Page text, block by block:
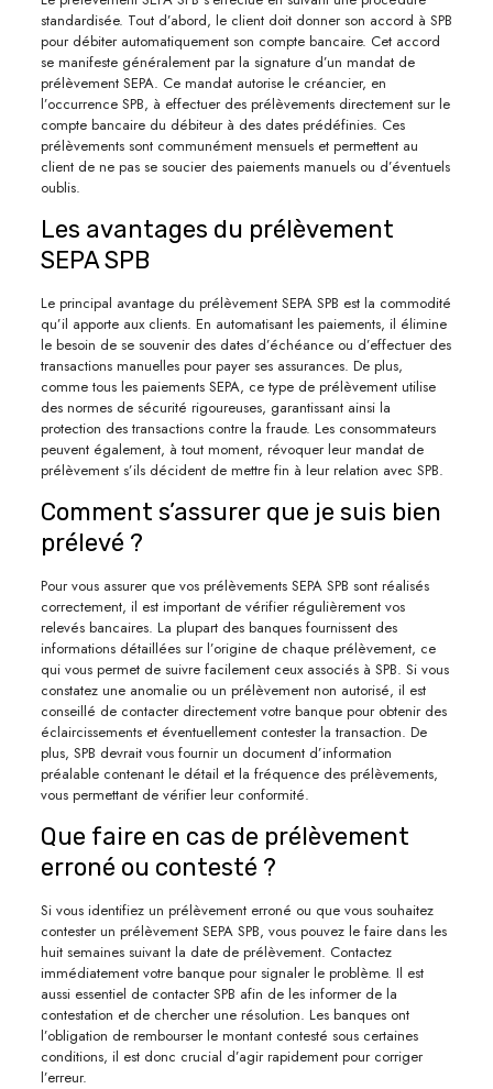
standardisée. Tout d’abord, le client doit donner son accord à SPB
pour débiter automatiquement son compte bancaire. Cet accord
se manifeste généralement par la signature d’un mandat de
prélèvement SEPA. Ce mandat autorise le créancier, en
l’occurrence SPB, à effectuer des prélèvements directement sur le
compte bancaire du débiteur à des dates prédéfinies. Ces
prélèvements sont communément mensuels et permettent au
client de ne pas se soucier des paiements manuels ou d’éventuels
oublis.
Les avantages du prélèvement
SEPA SPB
Le principal avantage du prélèvement SEPA SPB est la commodité
qu’il apporte aux clients. En automatisant les paiements, il élimine
le besoin de se souvenir des dates d’échéance ou d’effectuer des
transactions manuelles pour payer ses assurances. De plus,
comme tous les paiements SEPA, ce type de prélèvement utilise
des normes de sécurité rigoureuses, garantissant ainsi la
protection des transactions contre la fraude. Les consommateurs
peuvent également, à tout moment, révoquer leur mandat de
prélèvement s’ils décident de mettre fin à leur relation avec SPB.
Comment s’assurer que je suis bien
prélevé ?
Pour vous assurer que vos prélèvements SEPA SPB sont réalisés
correctement, il est important de vérifier régulièrement vos
relevés bancaires. La plupart des banques fournissent des
informations détaillées sur l’origine de chaque prélèvement, ce
qui vous permet de suivre facilement ceux associés à SPB. Si vous
constatez une anomalie ou un prélèvement non autorisé, il est
conseillé de contacter directement votre banque pour obtenir des
éclaircissements et éventuellement contester la transaction. De
plus, SPB devrait vous fournir un document d’information
préalable contenant le détail et la fréquence des prélèvements,
vous permettant de vérifier leur conformité.
Que faire en cas de prélèvement
erroné ou contesté ?
Si vous identifiez un prélèvement erroné ou que vous souhaitez
contester un prélèvement SEPA SPB, vous pouvez le faire dans les
huit semaines suivant la date de prélèvement. Contactez
immédiatement votre banque pour signaler le problème. Il est
aussi essentiel de contacter SPB afin de les informer de la
contestation et de chercher une résolution. Les banques ont
l’obligation de rembourser le montant contesté sous certaines
conditions, il est donc crucial d’agir rapidement pour corriger
l’erreur.